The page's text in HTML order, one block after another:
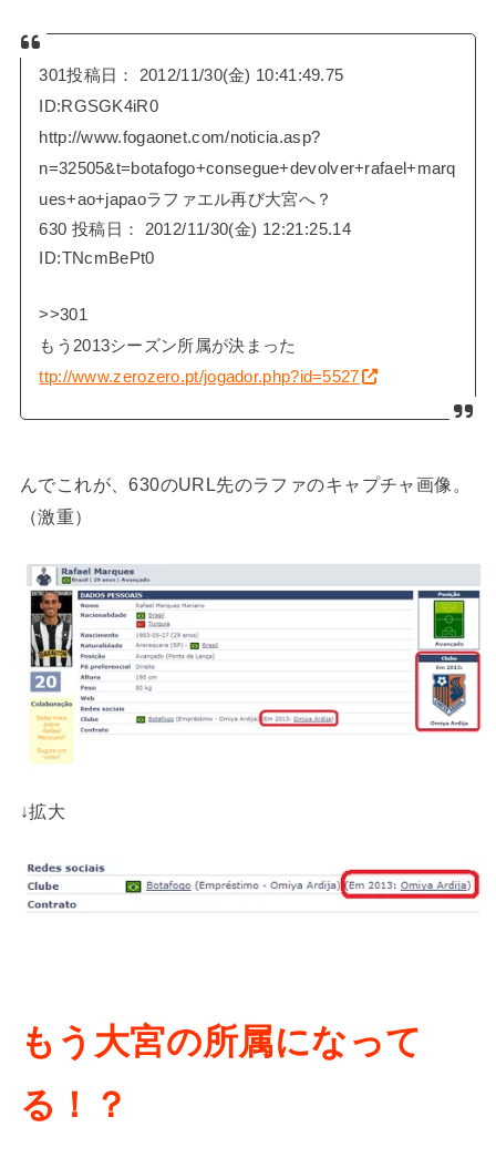
301投稿日：
2012/11/30(金) 10:41:49.75
ID:RGSGK4iR0
http://www.fogaonet.com/noticia.asp?
n=32505&t=botafogo+consegue+devolver+rafael+marq
ues+ao+japaoラファエル再び大宮へ？
630 投稿日：
2012/11/30(金) 12:21:25.14
ID:TNcmBePt0
>>301
もう2013シーズン所属が決まった
ttp://www.zerozero.pt/jogador.php?id=5527
んでこれが、630のURL先のラファのキャプチャ画像。
（激重）
↓拡大
もう大宮の所属になって
る！？